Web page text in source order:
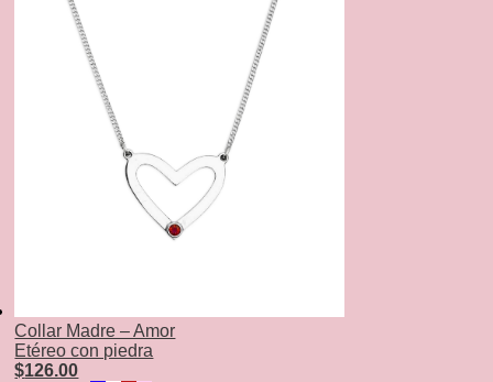
Collar Madre – Amor
Etéreo con piedra
$126.00